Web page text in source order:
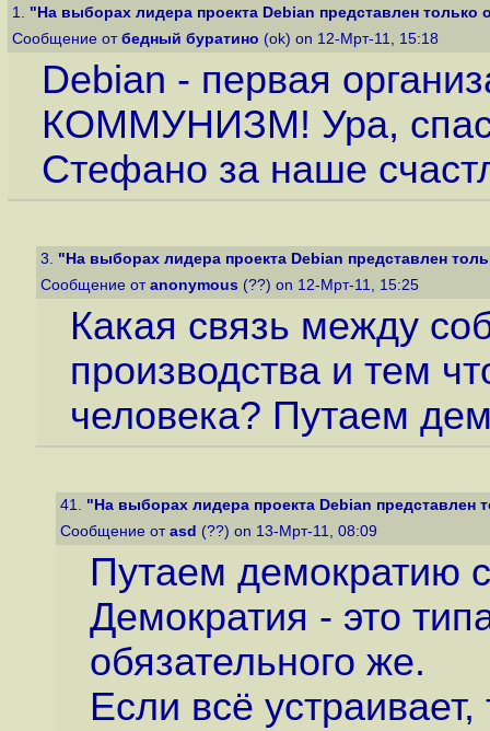
1. "На выборах лидера проекта Debian представлен только
Сообщение от бедный буратино (ok) on 12-Мрт-11, 15:18
Debian - первая
КОММУНИЗМ! Ура,
Стефано за наше
3. "На выборах лидера проекта Debian представлен
Сообщение от anonymous (??) on 12-Мрт-11, 15:25
Какая связь между
производства и тем
человека? Путаем
41. "На выборах лидера проекта Debian представлен
Сообщение от asd (??) on 13-Мрт-11, 08:09
Путаем демократию
Демократия - это
обязательного же.
Если всё